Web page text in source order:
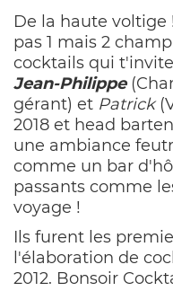
De la haute voltige
pas 1 mais 2
cocktails qui
Jean-Philippe
gérant) et Patrick
2018 et head
une ambiance
comme un bar
passants comme
voyage !
Ils furent les
l'élaboration de
2012. Bonsoir